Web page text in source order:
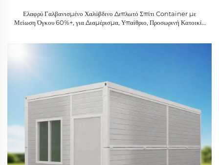
Ελαφρύ Γαλβανισμένο Χαλύβδινο Διπλωτό Σπίτι Container με
Μείωση Όγκου 60%+, για Διαμέρισμα, Υπαίθριο, Προσωρινή Κατοικία